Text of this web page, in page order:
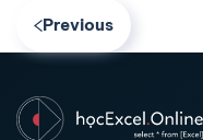
Previous